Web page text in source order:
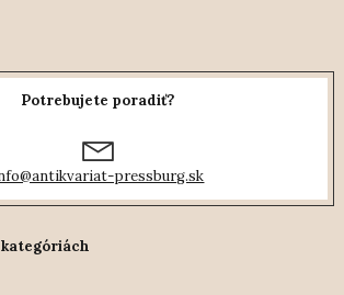
Potrebujete poradiť?
pressburg.sk